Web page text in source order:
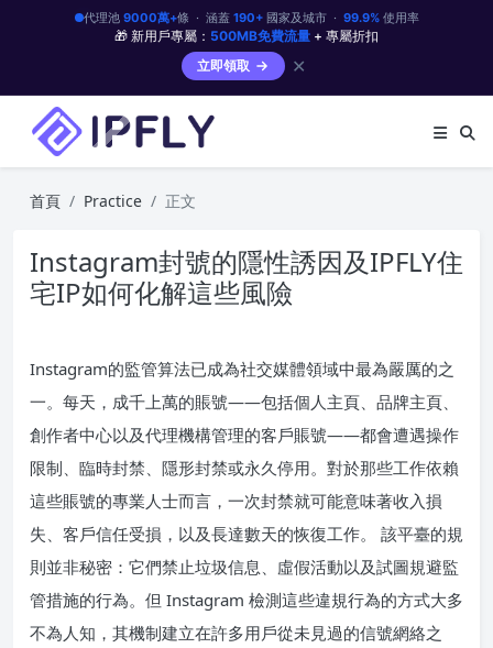
代理池 9000萬+條 · 涵蓋 190+國家及城市 · 99.9%使用率
🎁 新用戶專屬： 500MB免費流量 + 專屬折扣
立即領取
✕
首頁 Practice 正文
Instagram封號的隱性誘因及IPFLY住
宅IP如何化解這些風險
Instagram的監管算法已成為社交媒體領域中最為嚴厲的之
一。每天，成千上萬的賬號——包括個人主頁、品牌主頁、
創作者中心以及代理機構管理的客戶賬號——都會遭遇操作
限制、臨時封禁、隱形封禁或永久停用。對於那些工作依賴
這些賬號的專業人士而言，一次封禁就可能意味著收入損
失、客戶信任受損，以及長達數天的恢復工作。 該平臺的規
則並非秘密：它們禁止垃圾信息、虛假活動以及試圖規避監
管措施的行為。但 Instagram 檢測這些違規行為的方式大多
不為人知，其機制建立在許多用戶從未見過的信號網絡之